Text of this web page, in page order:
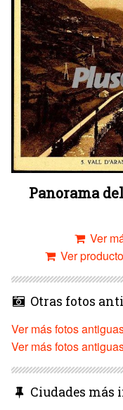
Panorama
Ver
Ver
Otras fotos
Ver más fotos
Ver más fotos
Ciudades más